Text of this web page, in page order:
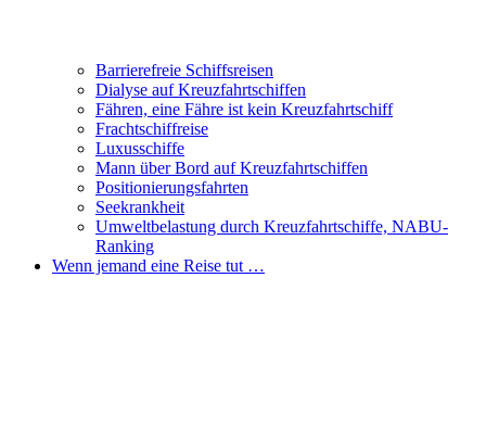
Barrierefreie Schiffsreisen
Dialyse auf Kreuzfahrtschiffen
Fähren, eine Fähre ist kein Kreuzfahrtschiff
Frachtschiffreise
Luxusschiffe
Mann über Bord auf Kreuzfahrtschiffen
Positionierungsfahrten
Seekrankheit
Umweltbelastung durch Kreuzfahrtschiffe, NABU-
Ranking
Wenn jemand eine Reise tut …